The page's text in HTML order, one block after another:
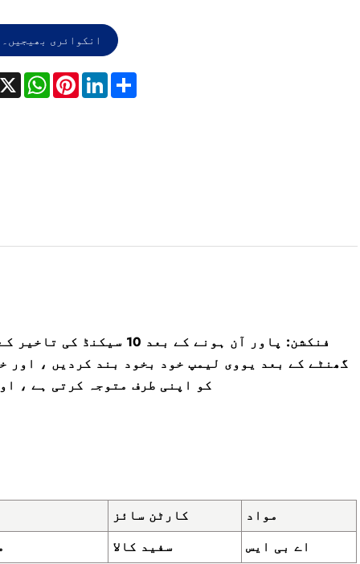
انکوائری بھیجیں۔
X WhatsApp
PinterestLinkedInShare
گھنٹے کے بعد یووی لیمپ خود بخود بند کردیں ،
کو اپنی طرف متوجہ کرتی ہے ،
کارٹن سائز
مواد
سفید کالا اے بی ایس